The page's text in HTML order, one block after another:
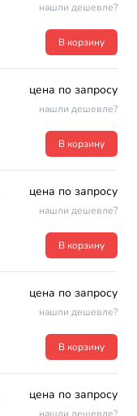
нашли дешевле?
В корзину
цена по запросу
нашли дешевле?
В корзину
цена по запросу
нашли дешевле?
В корзину
цена по запросу
нашли дешевле?
В корзину
цена по запросу